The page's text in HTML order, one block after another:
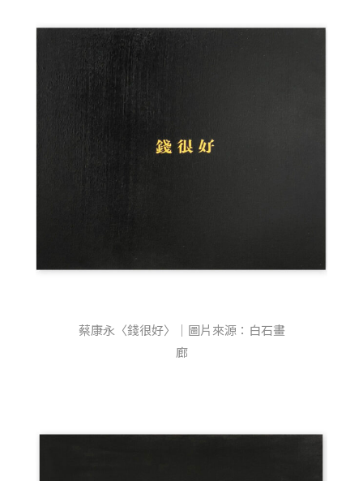
蔡康永〈錢很好〉｜圖片來源：白石畫
廊